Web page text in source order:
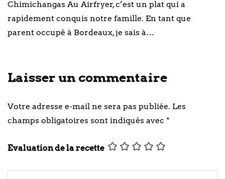
Chimichangas Au Airfryer, c’est un plat qui a
rapidement conquis notre famille. En tant que
parent occupé à Bordeaux, je sais à…
Laisser un commentaire
Votre adresse e-mail ne sera pas publiée. Les
champs obligatoires sont indiqués avec *
Evaluation de la recette